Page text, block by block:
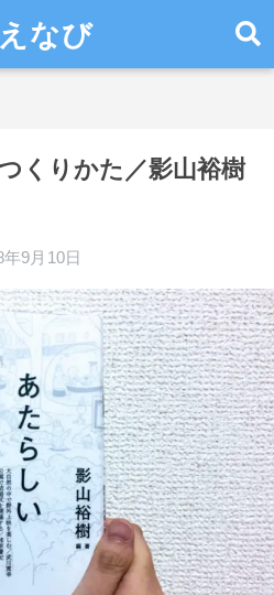
なび
くりかた／影山裕樹
年9月10日